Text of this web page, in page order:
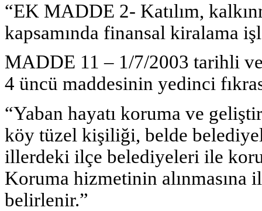
“EK MADDE 2- Katılım,
kapsamında finansal kiralama
MADDE 11 – 1/7/2003 tarihli ve
4 üncü maddesinin yedinci
“Yaban hayatı koruma ve
köy tüzel kişiliği, belde
illerdeki ilçe belediyeleri ile
Koruma hizmetinin alınmasına
belirlenir.”